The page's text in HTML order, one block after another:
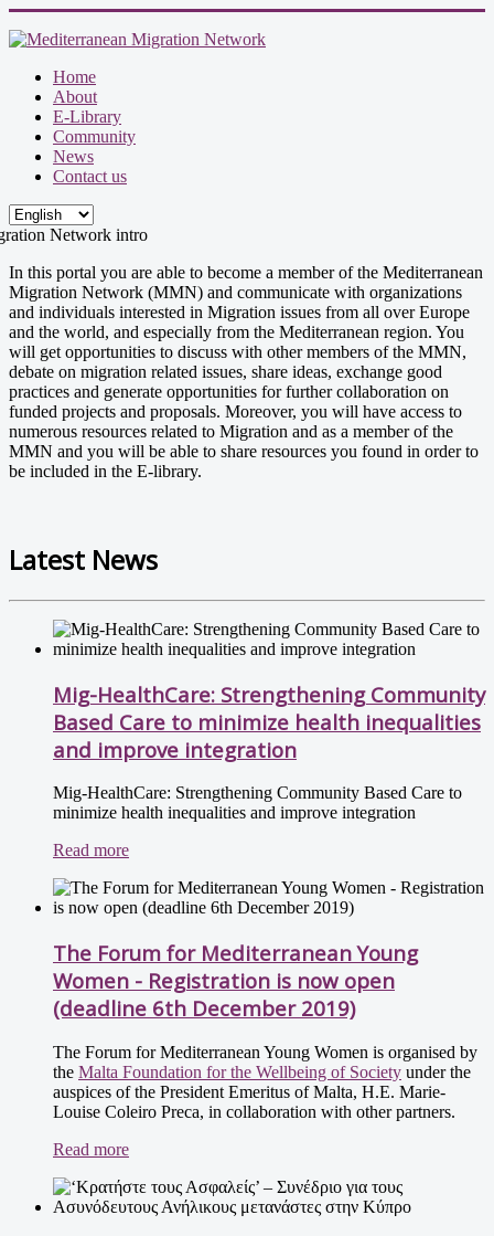
Home
About
E-Library
Community
News
Contact us
In this portal you are able to become a member of the Mediterranean
Migration Network (MMN) and communicate with organizations
and individuals interested in Migration issues from all over Europe
and the world, and especially from the Mediterranean region. You
will get opportunities to discuss with other members of the MMN,
debate on migration related issues, share ideas, exchange good
practices and generate opportunities for further collaboration on
funded projects and proposals. Moreover, you will have access to
numerous resources related to Migration and as a member of the
MMN and you will be able to share resources you found in order to
be included in the E-library.
Latest News
Mig-HealthCare: Strengthening Community
Based Care to minimize health inequalities
and improve integration
Mig-HealthCare: Strengthening Community Based Care to
minimize health inequalities and improve integration
Read more
The Forum for Mediterranean Young
Women - Registration is now open
(deadline 6th December 2019)
The Forum for Mediterranean Young Women is organised by
the Malta Foundation for the Wellbeing of Society under the
auspices of the President Emeritus of Malta, H.E. Marie-
Louise Coleiro Preca, in collaboration with other partners.
Read more